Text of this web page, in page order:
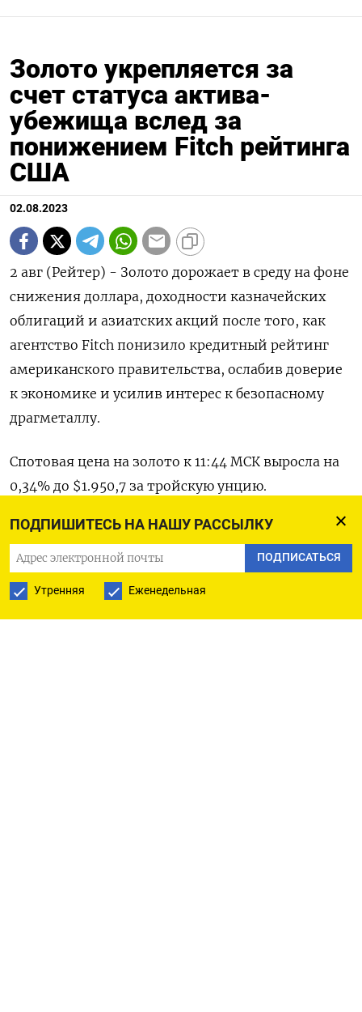
ПОДПИШИТЕСЬ НА НАШУ РАССЫЛКУ
ПОДПИСАТЬСЯ
Утренняя Еженедельная
Золото укрепляется за
счет статуса актива-
убежища вслед за
понижением Fitch рейтинга
США
02.08.2023
2 авг (Рейтер) - Золото дорожает в среду на фоне
снижения доллара, доходности казначейских
облигаций и азиатских акций после того, как
агентство Fitch понизило кредитный рейтинг
американского правительства, ослабив доверие
к экономике и усилив интерес к безопасному
драгметаллу.
Спотовая цена на золото к 11:44 МСК выросла на
0,34% до $1.950,7​ за тройскую унцию.
Во вторник после закрытия Уолл-стрит
рейтинговое агентство Fitch понизило
кредитный рейтинг США, сославшись на
ухудшение финансового положения в